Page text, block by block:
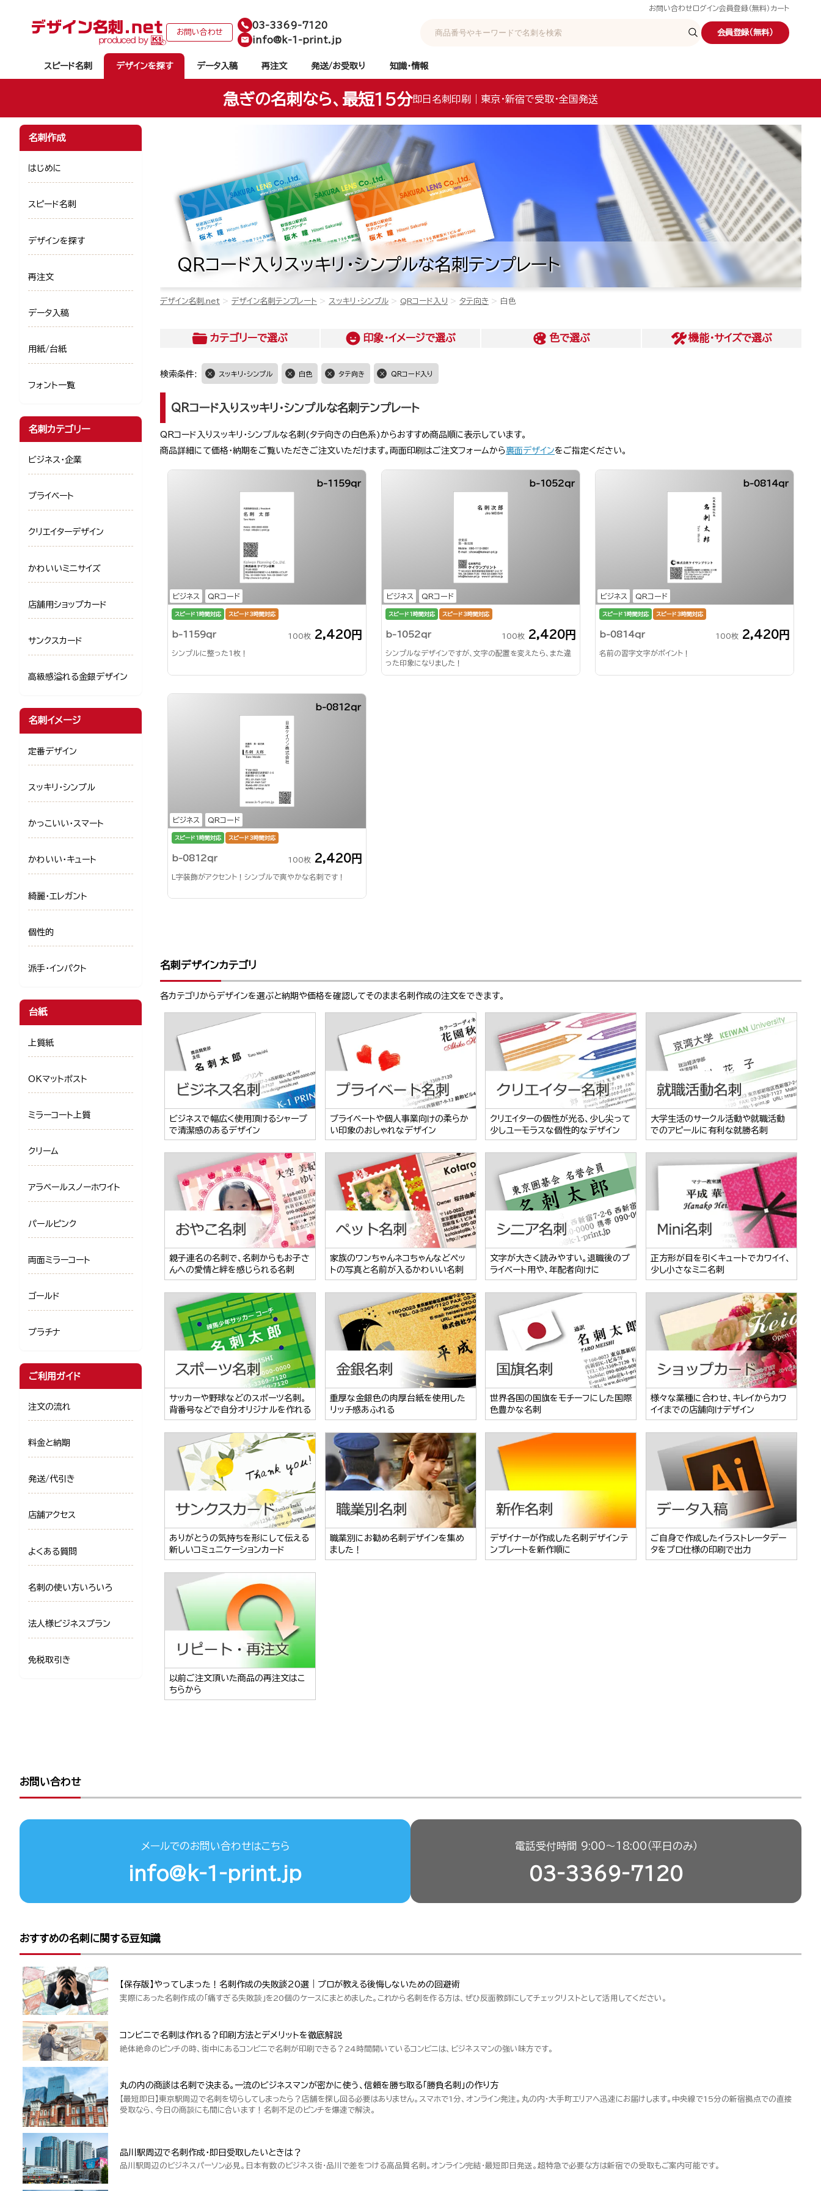
お問い合わせ ログイン会員登録（無料） カート
お問い合わせ
03-3369-7120
info@k-1-print.jp
会員登録（無料）
スピード名刺 デザインを探す データ入稿 再注文 発送/お受取り 知識・情報
急ぎの名刺なら、最短15分即日名刺印刷｜東京・新宿で受取・全国発送
QRコード入りスッキリ・シンプルな名刺テンプレート
デザイン名刺.net デザイン名刺テンプレート スッキリ・シンプル QRコード入り タテ向き 白色
カテゴリーで選ぶ 印象・イメージで選ぶ 色で選ぶ 機能・サイズで選ぶ
検索条件: スッキリ・シンプル 白色 タテ向き QRコード入り
QRコード入りスッキリ・シンプルな名刺テンプレート
QRコード入りスッキリ・シンプルな名刺(タテ向きの白色系)からおすすめ商品順に表示しています。
商品詳細にて価格・納期をご覧いただきご注文いただけます。両面印刷はご注文フォームから裏面デザインをご指定ください。
ビジネス QRコード
b-1159qr
スピード1時間対応 スピード3時間対応
b-1159qr 100枚 2,420円
シンプルに整った1枚！
ビジネス QRコード
b-1052qr
スピード1時間対応 スピード3時間対応
b-1052qr 100枚 2,420円
シンプルなデザインですが、文字の配置を変えたら、また違
った印象になりました！
ビジネス QRコード
b-0814qr
スピード1時間対応 スピード3時間対応
b-0814qr 100枚 2,420円
名前の習字文字がポイント！
ビジネス QRコード
b-0812qr
スピード1時間対応 スピード3時間対応
b-0812qr 100枚 2,420円
L字装飾がアクセント！シンプルで爽やかな名刺です！
名刺デザインカテゴリ
各カテゴリからデザインを選ぶと納期や価格を確認してそのまま名刺作成の注文をできます。
ビジネスで幅広く使用頂けるシャープ
で清潔感のあるデザイン
プライベートや個人事業向けの柔らか
い印象のおしゃれなデザイン
クリエイターの個性が光る、少し尖って
少しユーモラスな個性的なデザイン
大学生活のサークル活動や就職活動
でのアピールに有利な就勝名刺
親子連名の名刺で、名刺からもお子さ
んへの愛情と絆を感じられる名刺
家族のワンちゃんネコちゃんなどペッ
トの写真と名前が入るかわいい名刺
文字が大きく読みやすい。退職後のプ
ライベート用や、年配者向けに
正方形が目を引くキュートでカワイイ、
少し小さなミニ名刺
サッカーや野球などのスポーツ名刺。
背番号などで自分オリジナルを作れる
重厚な金銀色の肉厚台紙を使用した
リッチ感あふれる
世界各国の国旗をモチーフにした国際
色豊かな名刺
様々な業種に合わせ、キレイからカワ
イイまでの店舗向けデザイン
ありがとうの気持ちを形にして伝える
新しいコミュニケーションカード
職業別にお勧め名刺デザインを集め
ました！
デザイナーが作成した名刺デザインテ
ンプレートを新作順に
ご自身で作成したイラストレータデー
タをプロ仕様の印刷で出力
以前ご注文頂いた商品の再注文はこ
ちらから
名刺作成
はじめに
スピード名刺
デザインを探す
再注文
データ入稿
用紙/台紙
フォント一覧
名刺カテゴリー
ビジネス・企業
プライベート
クリエイターデザイン
かわいいミニサイズ
店舗用ショップカード
サンクスカード
高級感溢れる金銀デザイン
名刺イメージ
定番デザイン
スッキリ・シンプル
かっこいい・スマート
かわいい・キュート
綺麗・エレガント
個性的
派手・インパクト
台紙
上質紙
OKマットポスト
ミラーコート上質
クリーム
アラベールスノーホワイト
パールピンク
両面ミラーコート
ゴールド
プラチナ
ご利用ガイド
注文の流れ
料金と納期
発送/代引き
店舗アクセス
よくある質問
名刺の使い方いろいろ
法人様ビジネスプラン
免税取引き
お問い合わせ
メールでのお問い合わせはこちら
info@k-1-print.jp
電話受付時間 9:00〜18:00（平日のみ）
03-3369-7120
おすすめの名刺に関する豆知識
【保存版】やってしまった！名刺作成の失敗談20選｜プロが教える後悔しないための回避術
実際にあった名刺作成の「痛すぎる失敗談」を20個のケースにまとめました。これから名刺を作る方は、ぜひ反面教師にしてチェックリストとして活用してください。
コンビニで名刺は作れる？印刷方法とデメリットを徹底解説
絶体絶命のピンチの時、街中にあるコンビニで名刺が印刷できる？24時間開いているコンビニは、ビジネスマンの強い味方です。
丸の内の商談は名刺で決まる。一流のビジネスマンが密かに使う、信頼を勝ち取る「勝負名刺」の作り方
【最短即日】東京駅周辺で名刺を切らしてしまったら？店舗を探し回る必要はありません。スマホで1分、オンライン発注。丸の内・大手町エリアへ迅速にお届けします。中央線で15分の新宿拠点での直接
受取なら、今日の商談にも間に合います！名刺不足のピンチを爆速で解決。
品川駅周辺で名刺作成・即日受取したいときは？
品川駅周辺のビジネスパーソン必見。日本有数のビジネス街・品川で差をつける高品質名刺。オンライン完結・最短即日発送。超特急で必要な方は新宿での受取もご案内可能です。